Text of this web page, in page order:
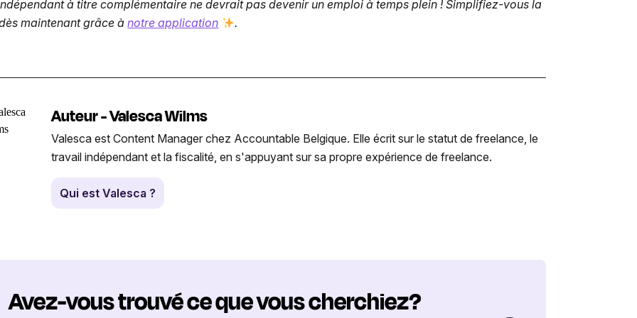
à titre complémentaire ne devrait pas devenir un emploi à temps plein ! Simplifiez-vous la
maintenant grâce ànotre application .
Auteur - Valesca Wilms
Valesca est Content Manager chez Accountable Belgique. Elle écrit sur le statut de freelance, le
travail indépendant et la fiscalité, en s'appuyant sur sa propre expérience de freelance.
Qui est Valesca ?
Avez-vous trouvé ce que vous cherchiez?